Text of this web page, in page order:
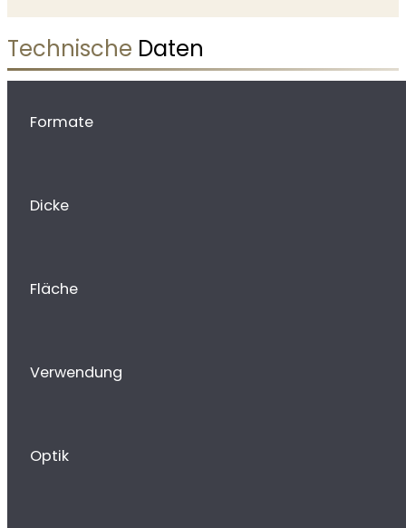
Technische Daten
Formate
Dicke
Fläche
Verwendung
Optik